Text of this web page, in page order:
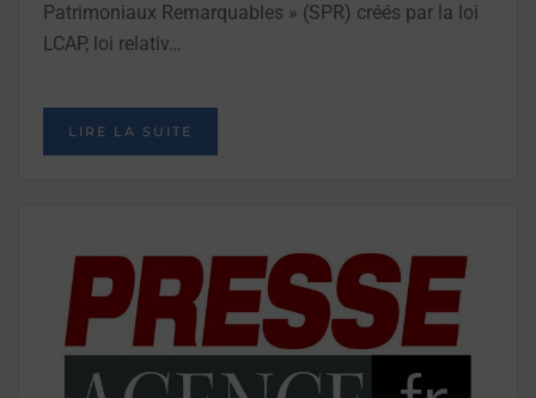
Patrimoniaux Remarquables » (SPR) créés par la loi
LCAP, loi relativ…
LIRE LA SUITE